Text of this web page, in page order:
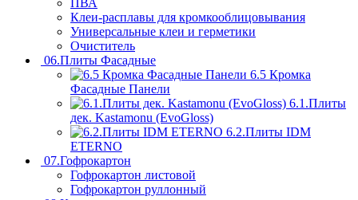
Клеи-расплавы для кромкооблицовывания
Универсальные клеи и герметики
Очиститель
06.Плиты Фасадные
6.5 Кромка
Фасадные Панели
6.1.Плиты
дек. Kastamonu (EvoGloss)
6.2.Плиты IDM
ETERNO
07.Гофрокартон
Гофрокартон листовой
Гофрокартон руллонный